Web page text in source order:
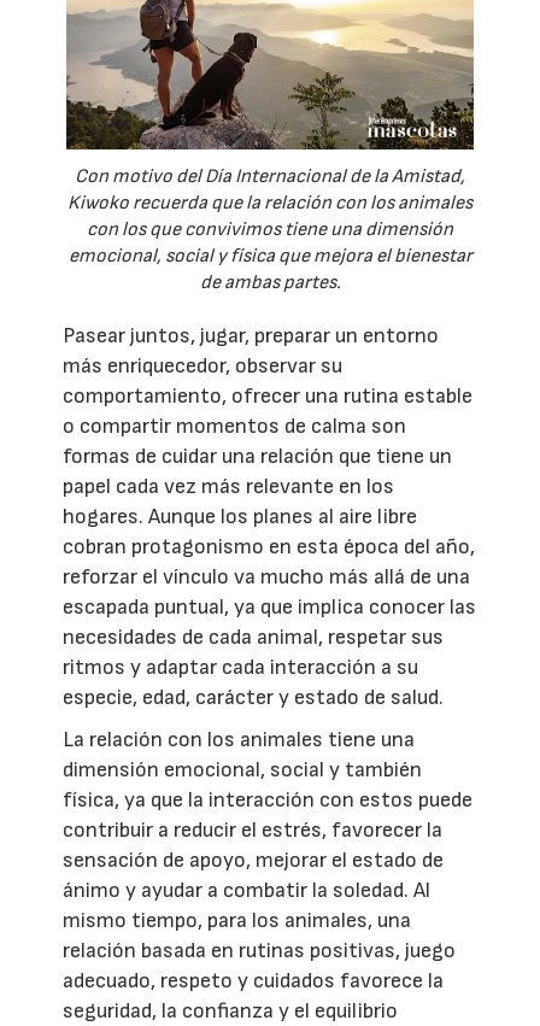
Con motivo del Día Internacional de la Amistad,
Kiwoko recuerda que la relación con los animales
con los que convivimos tiene una dimensión
emocional, social y física que mejora el bienestar
de ambas partes.
Pasear juntos, jugar, preparar un entorno
más enriquecedor, observar su
comportamiento, ofrecer una rutina estable
o compartir momentos de calma son
formas de cuidar una relación que tiene un
papel cada vez más relevante en los
hogares. Aunque los planes al aire libre
cobran protagonismo en esta época del año,
reforzar el vínculo va mucho más allá de una
escapada puntual, ya que implica conocer las
necesidades de cada animal, respetar sus
ritmos y adaptar cada interacción a su
especie, edad, carácter y estado de salud.
La relación con los animales tiene una
dimensión emocional, social y también
física, ya que la interacción con estos puede
contribuir a reducir el estrés, favorecer la
sensación de apoyo, mejorar el estado de
ánimo y ayudar a combatir la soledad. Al
mismo tiempo, para los animales, una
relación basada en rutinas positivas, juego
adecuado, respeto y cuidados favorece la
seguridad, la confianza y el equilibrio